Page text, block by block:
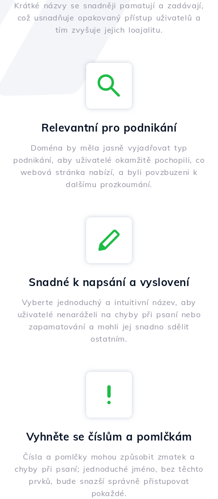
Krátké názvy se snadněji pamatují a zadávají,
což usnadňuje opakovaný přístup uživatelů a
tím zvyšuje jejich loajalitu.
Relevantní pro podnikání
Doména by měla jasně vyjadřovat typ
podnikání, aby uživatelé okamžitě pochopili, co
webová stránka nabízí, a byli povzbuzeni k
dalšímu prozkoumání.
Snadné k napsání a vyslovení
Vyberte jednoduchý a intuitivní název, aby
uživatelé nenaráželi na chyby při psaní nebo
zapamatování a mohli jej snadno sdělit
ostatním.
Vyhněte se číslům a pomlčkám
Čísla a pomlčky mohou způsobit zmatek a
chyby při psaní; jednoduché jméno, bez těchto
prvků, bude snazší správně přistupovat
pokaždé.